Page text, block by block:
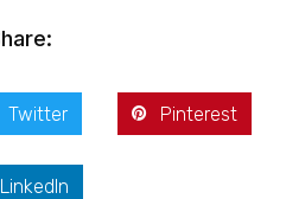
Twitter Pinterest
LinkedIn